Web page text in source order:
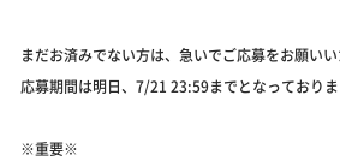
まだお済みでない方は、急いでご応募をお願いい
応募期間は明日、7/21 23:59までとなっておりま
※重要※